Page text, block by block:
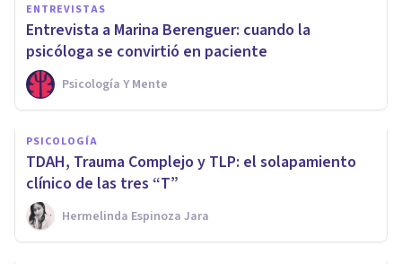
ENTREVISTAS
Entrevista a Marina Berenguer: cuando la
psicóloga se convirtió en paciente
Psicología Y Mente
PSICOLOGÍA
TDAH, Trauma Complejo y TLP: el solapamiento
clínico de las tres “T”
Hermelinda Espinoza Jara